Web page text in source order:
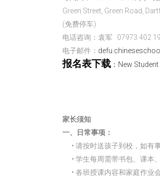
Green Street, Green Road,
(免费停车)
电话咨询：袁军 07973 402
电子邮件：
报名表下载 ：New
家长须知
一、日常事项：
• 请按时送孩子到校，如有
• 学生每周需带书包、课本
• 各班授课内容和家庭作业